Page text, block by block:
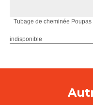
Tubage de cheminée Poupas
indisponible